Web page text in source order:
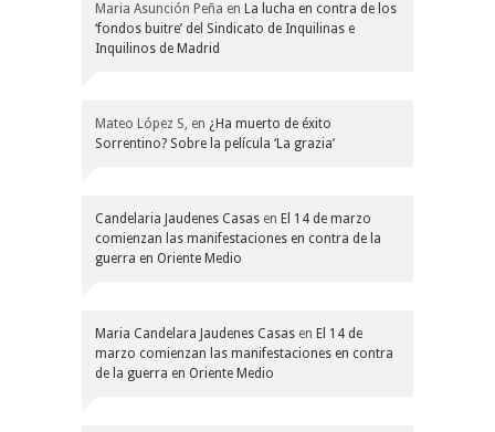
Maria Asunción Peña en La lucha en contra de los
‘fondos buitre’ del Sindicato de Inquilinas e
Inquilinos de Madrid
Mateo López S, en ¿Ha muerto de éxito
Sorrentino? Sobre la película ‘La grazia’
Candelaria Jaudenes Casas en El 14 de marzo
comienzan las manifestaciones en contra de la
guerra en Oriente Medio
Maria Candelara Jaudenes Casas en El 14 de
marzo comienzan las manifestaciones en contra
de la guerra en Oriente Medio